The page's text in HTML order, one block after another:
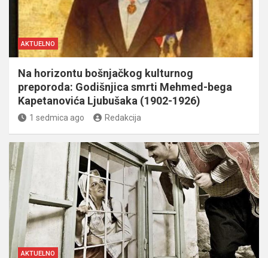
AKTUELNO
Na horizontu bošnjačkog kulturnog
preporoda: Godišnjica smrti Mehmed-bega
Kapetanovića Ljubušaka (1902-1926)
1 sedmica ago Redakcija
AKTUELNO